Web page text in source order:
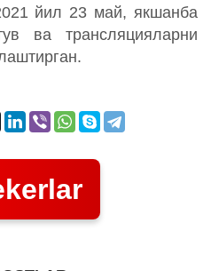
йил 23 май, якшанба
ва трансляцияларни